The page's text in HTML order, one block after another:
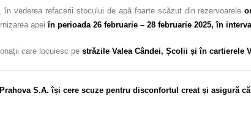
în vederea refacerii stocului de apă foarte scăzut din rezervoarele
apeiîn perioada 26 februarie – 28 februarie 2025, în
care locuiesc pe străzile Valea Cândei, Școlii șiîn cartierele
S.A. își cere scuze pentru disconfortul creat și asigură